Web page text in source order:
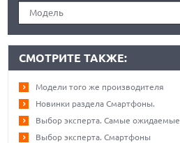
Модель
СМОТРИТЕ ТАКЖЕ:
Модели того же производителя
Новинки раздела Смартфоны.
Выбор эксперта. Самые ожидаемые
Выбор эксперта. Смартфоны